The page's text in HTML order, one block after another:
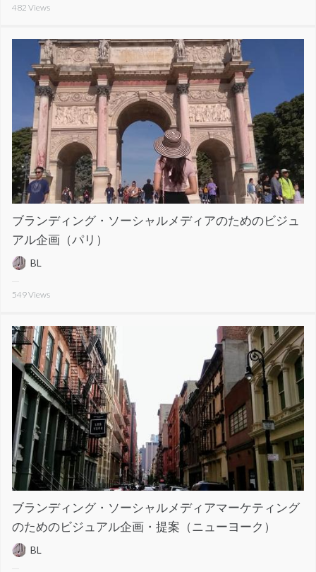
482 Views
ブランディング・ソーシャルメディアのためのビジュ
アル企画（パリ）
BL
549Views
ブランディング・ソーシャルメディアマーケティング
のためのビジュアル企画・提案（ニューヨーク）
BL